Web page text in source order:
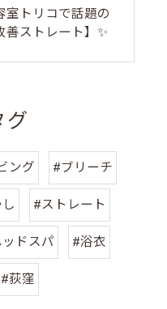
室トリコで話題の
善ストレート】✨
グ
ング #ブリーチ
#ストレート
ドスパ #浴衣
#荻窪